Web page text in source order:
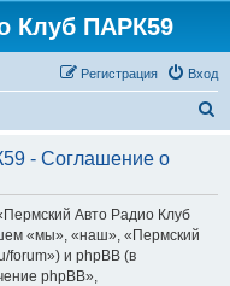
Клуб ПАРК59
Вход
Регистрация
с
- Соглашение о
Авто Радио Клуб
«мы», «наш», «Пермский
forum») и phpBB (в
phpBB»,